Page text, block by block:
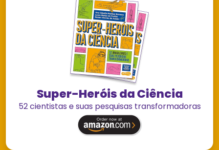
Super-Heróis da Ciência
52 cientistas e suas pesquisas transformadoras